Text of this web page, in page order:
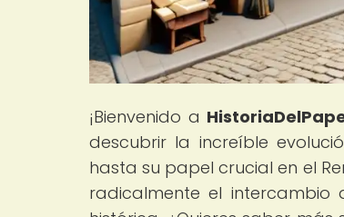
¡Bienvenido a
descubrir la increíble
hasta su papel crucial en el
radicalmente el